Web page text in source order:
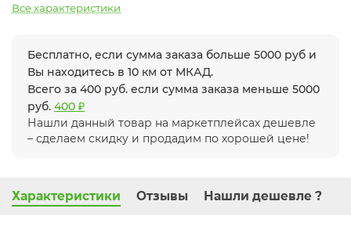
Все характеристики
Бесплатно, если сумма заказа больше 5000 руб и
Вы находитесь в 10 км от МКАД.
Всего за 400 руб. если сумма заказа меньше 5000
руб. 400 ₽
Нашли данный товар на маркетплейсах дешевле
– сделаем скидку и продадим по хорошей цене!
Характеристики Отзывы Нашли дешевле ?